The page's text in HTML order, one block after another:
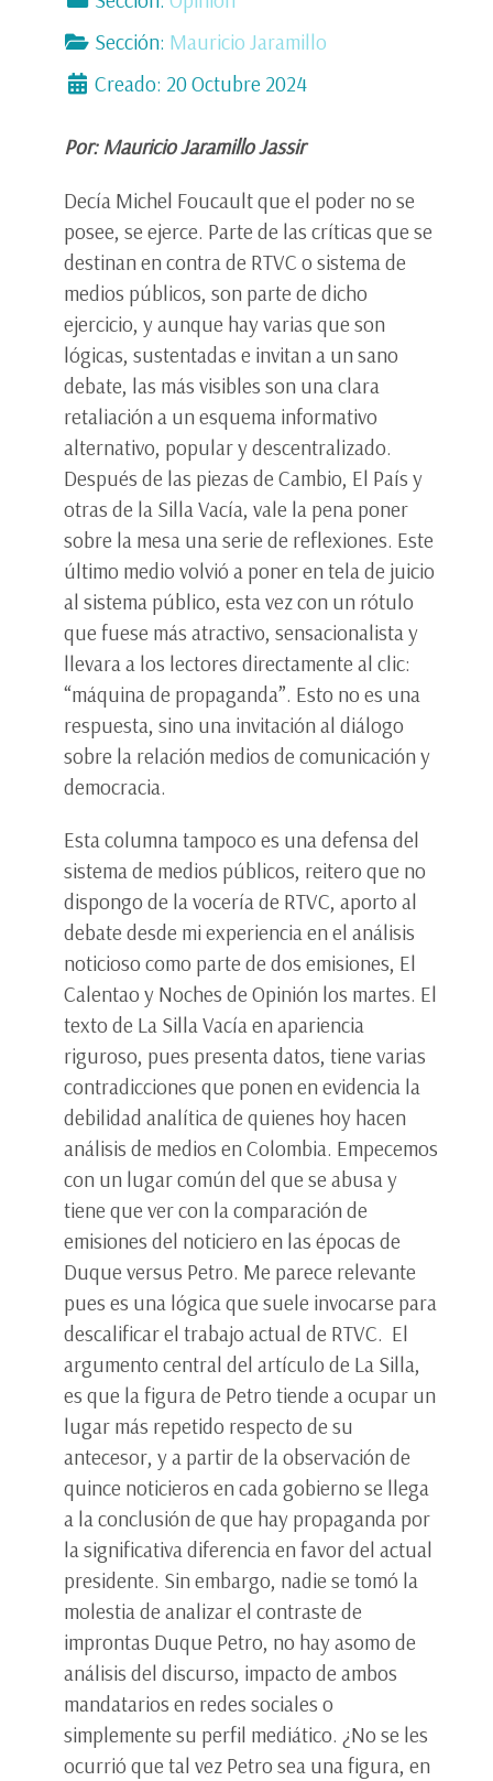
Sección: Mauricio Jaramillo
Creado: 20 Octubre 2024
Por: Mauricio Jaramillo Jassir
Decía Michel Foucault que el poder no se
posee, se ejerce. Parte de las críticas que se
destinan en contra de RTVC o sistema de
medios públicos, son parte de dicho
ejercicio, y aunque hay varias que son
lógicas, sustentadas e invitan a un sano
debate, las más visibles son una clara
retaliación a un esquema informativo
alternativo, popular y descentralizado.
Después de las piezas de Cambio, El País y
otras de la Silla Vacía, vale la pena poner
sobre la mesa una serie de reflexiones. Este
último medio volvió a poner en tela de juicio
al sistema público, esta vez con un rótulo
que fuese más atractivo, sensacionalista y
llevara a los lectores directamente al clic:
“máquina de propaganda”. Esto no es una
respuesta, sino una invitación al diálogo
sobre la relación medios de comunicación y
democracia.
Esta columna tampoco es una defensa del
sistema de medios públicos, reitero que no
dispongo de la vocería de RTVC, aporto al
debate desde mi experiencia en el análisis
noticioso como parte de dos emisiones, El
Calentao y Noches de Opinión los martes. El
texto de La Silla Vacía en apariencia
riguroso, pues presenta datos, tiene varias
contradicciones que ponen en evidencia la
debilidad analítica de quienes hoy hacen
análisis de medios en Colombia. Empecemos
con un lugar común del que se abusa y
tiene que ver con la comparación de
emisiones del noticiero en las épocas de
Duque versus Petro. Me parece relevante
pues es una lógica que suele invocarse para
descalificar el trabajo actual de RTVC. El
argumento central del artículo de La Silla,
es que la figura de Petro tiende a ocupar un
lugar más repetido respecto de su
antecesor, y a partir de la observación de
quince noticieros en cada gobierno se llega
a la conclusión de que hay propaganda por
la significativa diferencia en favor del actual
presidente. Sin embargo, nadie se tomó la
molestia de analizar el contraste de
improntas Duque Petro, no hay asomo de
análisis del discurso, impacto de ambos
mandatarios en redes sociales o
simplemente su perfil mediático. ¿No se les
ocurrió que tal vez Petro sea una figura, en